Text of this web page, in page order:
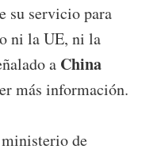
su servicio para
ni la UE, ni la
a China
más información.
de